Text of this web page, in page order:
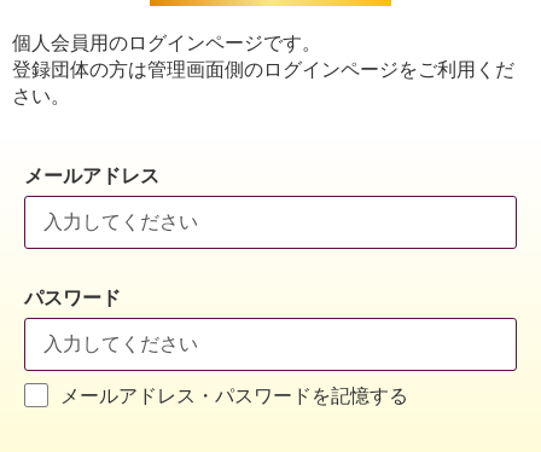
個人会員用のログインページです。
登録団体の方は管理画面側のログインページをご利用くだ
さい。
メールアドレス
パスワード
メールアドレス・パスワードを記憶する